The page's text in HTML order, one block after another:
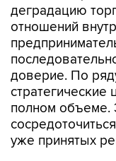
деградацию
отношений
доверие. По
стратегические
полном объеме.
уже принятых